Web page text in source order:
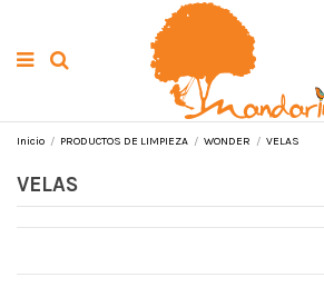
Inicio PRODUCTOS DE LIMPIEZA WONDER VELAS
VELAS